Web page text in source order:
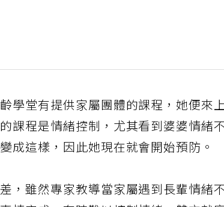
學堂有提供家屬團體的課程，她便來
課程是情緒控制，尤其看到婆婆情緒
成這樣，因此她現在就會開始預防。
，雖然專家教導當家屬遇到長輩情緒